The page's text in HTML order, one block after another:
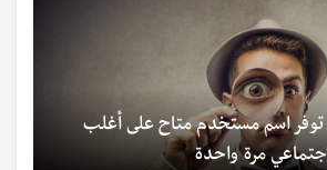
توفر اسم مستخدم متاح على أغلب
مرة واحدة